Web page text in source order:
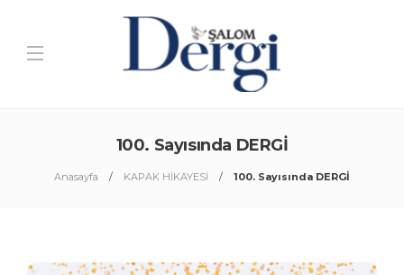
100. Sayısında DERGİ
Anasayfa KAPAK HİKAYESİ 100. Sayısında DERGİ